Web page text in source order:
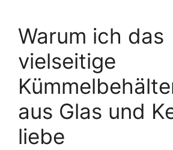
Warum ich das
vielseitige
aus Glas und
liebe